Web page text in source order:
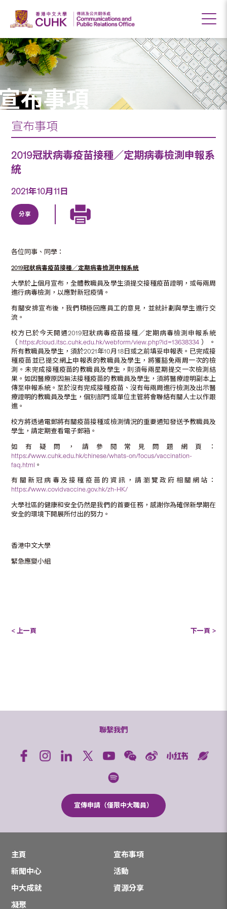
布事項
宣布事項
2019冠狀病毒疫苗接種／定期病毒檢測申報系
統
2021年10月11日
分享
各位同事、同學：
2019冠狀病毒疫苗接種／定期病毒檢測申報系統
大學於上個月宣布，全體教職員及學生須提交接種疫苗證明，或每兩周
進行病毒檢測，以應對新冠疫情。
有關安排宣布後，我們積極回應員工的意見，並就計劃與學生進行交
流。
校方已於今天開通2019冠狀病毒疫苗接種／定期病毒檢測申報系統
（ https://cloud.itsc.cuhk.edu.hk/webform/view.php?id=13638334 ）。
所有教職員及學生，須於2021年10月18日或之前填妥申報表。已完成接
種疫苗並已提交網上申報表的教職員及學生，將獲豁免兩周一次的檢
測。未完成接種疫苗的教職員及學生，則須每兩星期提交一次檢測結
果。如因醫療原因無法接種疫苗的教職員及學生，須將醫療證明副本上
傳至申報系統。至於沒有完成接種疫苗、沒有每兩周進行檢測及出示醫
療證明的教職員及學生，個別部門或單位主管將會聯絡有關人士以作跟
進。
校方將透過電郵將有關疫苗接種或檢測情況的重要通知發送予教職員及
學生，請定期查看電子郵箱。
如有疑問，請參閱常見問題網頁：
https://www.cuhk.edu.hk/chinese/whats-on/focus/vaccination-
faq.html 。
有關新冠病毒及接種疫苗的資訊，請瀏覽政府相關網站：
https://www.covidvaccine.gov.hk/zh-HK/
大學社區的健康和安全仍然是我們的首要任務，感謝你為確保新學期在
安全的環境下開展所付出的努力。
香港中文大學
緊急應變小組
< 上一頁 下一頁 >
聯繫我們
宣傳申請（僅限中大職員）
主頁
宣布事項
新聞中心
活動
中大成就
資源分享
凝聚